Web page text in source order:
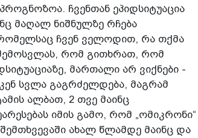
ჩვენთან ეპიდსიტუაცია
მაღალ ნიშნულზე რჩება
რომელსაც ჩვენ ველოდით, რა თქმა
რომ გითხრათ, რომ
მართალი არ ვიქნები -
სვლა გაგრძელდება, მაგრამ
ალბათ, 2 თვე მაინც
იმის გამო, რომ „ომიკრონი“
ახალ წლამდე მაინც და